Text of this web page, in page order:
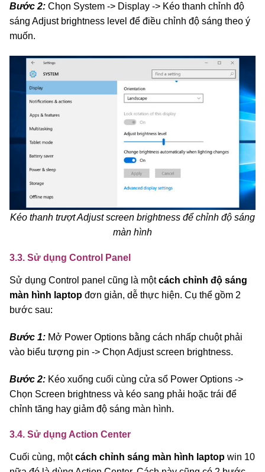
Bước 2: Chọn System -> Display -> Kéo thanh chỉnh độ
sáng Adjust brightness level để điều chỉnh độ sáng theo ý
muốn.
Kéo thanh trượt Adjust screen brightness để chỉnh độ sáng
màn hình
3.3. Sử dụng Control Panel
Sử dụng Control panel cũng là mộtcách chỉnh độ sáng
màn hình laptop đơn giản, dễ thực hiện. Cụ thể gồm 2
bước sau:
Bước 1: Mở Power Options bằng cách nhấp chuột phải
vào biểu tượng pin -> Chọn Adjust screen brightness.
Bước 2: Kéo xuống cuối cùng cửa sổ Power Options ->
Chọn Screen brightness và kéo sang phải hoặc trái để
chỉnh tăng hay giảm độ sáng màn hình.
3.4. Sử dụng Action Center
Cuối cùng, mộtcách chỉnh sáng màn hình laptop win 10